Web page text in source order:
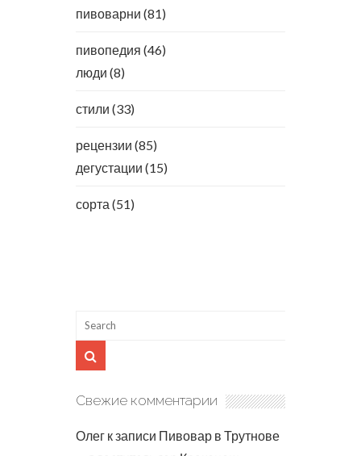
пивоварни (81)
пивопедия (46)
люди (8)
стили (33)
рецензии (85)
дегустации (15)
сорта (51)
Свежие комментарии
Олег к записи Пивовар в Трутнове